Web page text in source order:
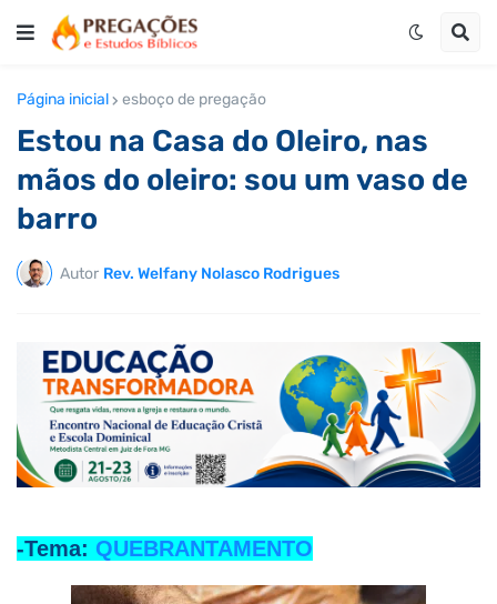
Página inicial esboço de pregação
Estou na Casa do Oleiro, nas
mãos do oleiro: sou um vaso de
barro
Autor Rev. Welfany Nolasco Rodrigues
-Tema: QUEBRANTAMENTO